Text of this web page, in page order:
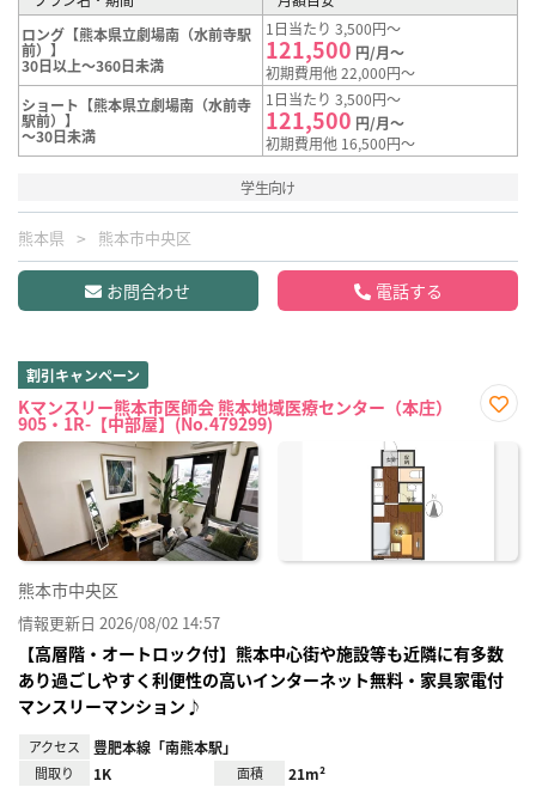
ロング【熊本県立劇場南（水前寺駅
前）】
30日以上～360日未満
1日当たり 3,500円～
121,500 円/月～
初期費用他 22,000円～
ショート【熊本県立劇場南（水前寺
駅前）】
～30日未満
1日当たり 3,500円～
121,500 円/月～
初期費用他 16,500円～
学生向け
熊本県 熊本市中央区
お問合わせ 電話する
割引キャンペーン
Kマンスリー熊本市医師会 熊本地域医療センター（本庄）
905・1R-【中部屋】(No.479299)
に入
熊本市中央区
情報更新日 2026/08/02 14:57
【高層階・オートロック付】熊本中心街や施設等も近隣に有多数
あり過ごしやすく利便性の高いインターネット無料・家具家電付
マンスリーマンション♪
アクセス 豊肥本線「南熊本駅」
間取り 1K 面積 21m²